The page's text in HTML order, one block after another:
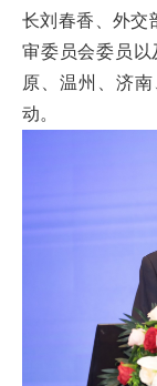
长刘春香、外交
审委员会委员以
原、温州、济
动。